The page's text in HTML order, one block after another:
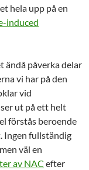
hela upp på en
induced
ändå påverka delar
vi har på den
vid
ut på ett helt
förstås beroende
Ingen fullständig
väl en
av NAC efter